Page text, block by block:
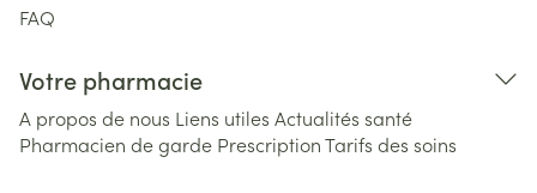
FAQ
Votre pharmacie
A propos de nous Liens utiles Actualités santé
Pharmacien de garde PrescriptionTarifs des soins